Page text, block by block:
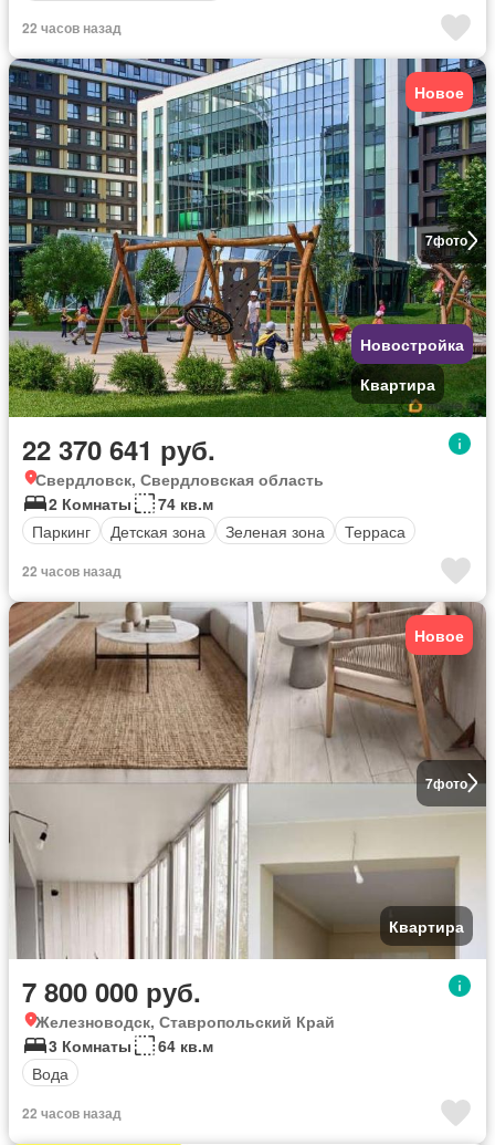
22 часов назад
7фото
Новое
Новостройка
Квартира
22 370 641 руб.
Свердловск, Свердловская область
2 Комнаты
74 кв.м
Паркинг
Детская зона Зеленая зона Терраса
22 часов назад
7фото
Новое
Квартира
7 800 000 руб.
Железноводск, Ставропольский Край
3 Комнаты
64 кв.м
Вода
22 часов назад